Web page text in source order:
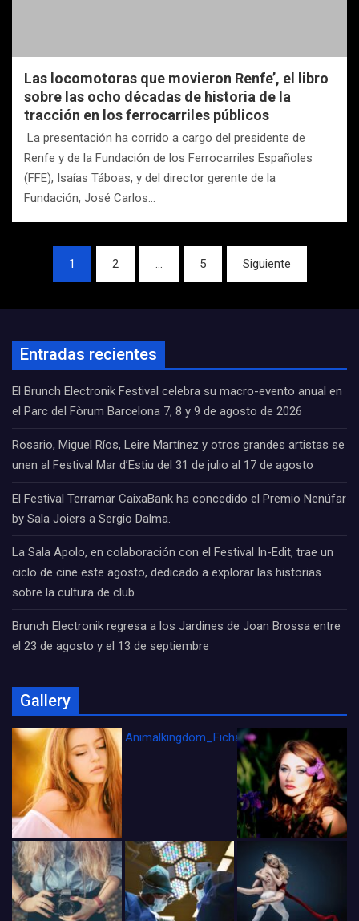
Las locomotoras que movieron Renfe’, el libro
sobre las ocho décadas de historia de la
tracción en los ferrocarriles públicos
La presentación ha corrido a cargo del presidente de
Renfe y de la Fundación de los Ferrocarriles Españoles
(FFE), Isaías Táboas, y del director gerente de la
Fundación, José Carlos…
Navegación
entradas
1 2 … 5 Siguiente
Entradas recientes
El Brunch Electronik Festival celebra su macro-evento anual en
el Parc del Fòrum Barcelona 7, 8 y 9 de agosto de 2026
Rosario, Miguel Ríos, Leire Martínez y otros grandes artistas se
unen al Festival Mar d’Estiu del 31 de julio al 17 de agosto
El Festival Terramar CaixaBank ha concedido el Premio Nenúfar
by Sala Joiers a Sergio Dalma.
La Sala Apolo, en colaboración con el Festival In-Edit, trae un
ciclo de cine este agosto, dedicado a explorar las historias
sobre la cultura de club
Brunch Electronik regresa a los Jardines de Joan Brossa entre
el 23 de agosto y el 13 de septiembre
Gallery
Animalkingdom_FichaCine